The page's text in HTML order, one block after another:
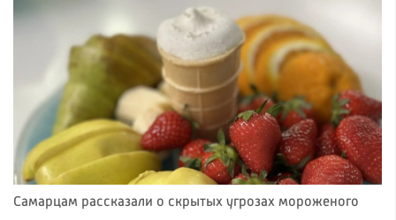
Самарцам рассказали о скрытых угрозах мороженого